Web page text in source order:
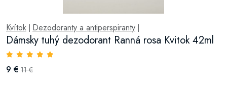
Kvítok Dezodoranty a antiperspiranty
Dámsky tuhý dezodorant Ranná rosa Kvitok 42ml
9 € 11 €